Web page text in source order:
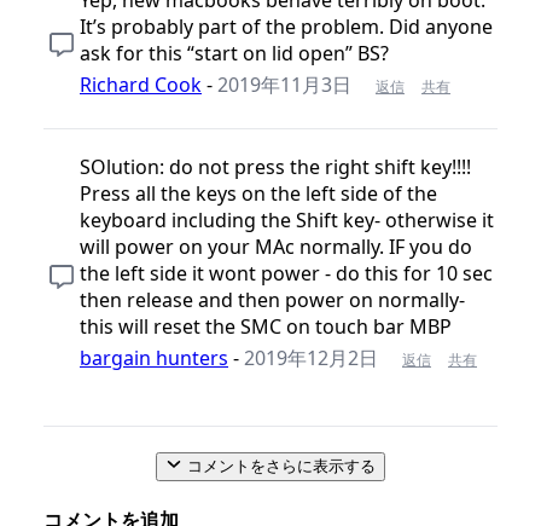
It’s probably part of the problem. Did anyone
ask for this “start on lid open” BS?
Richard Cook-2019年11月3日 返信 共有
SOlution: do not press the right shift key!!!!
Press all the keys on the left side of the
keyboard including the Shift key- otherwise it
will power on your MAc normally. IF you do
the left side it wont power - do this for 10 sec
then release and then power on normally-
this will reset the SMC on touch bar MBP
bargain hunters -2019年12月2日 返信 共有
コメントをさらに表示する
コメントを追加